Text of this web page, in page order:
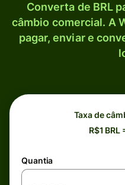
Converta de BRL
câmbio comercial. A
pagar, enviar e
Taxa de
R$1 BRL
Quantia